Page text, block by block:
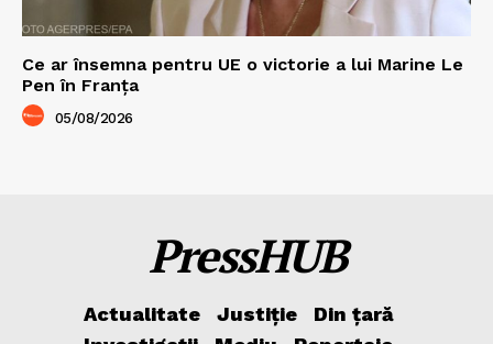
Ce ar însemna pentru UE o victorie a lui Marine Le
Pen în Franța
05/08/2026
PressHUB
Actualitate Justiție
Din țară